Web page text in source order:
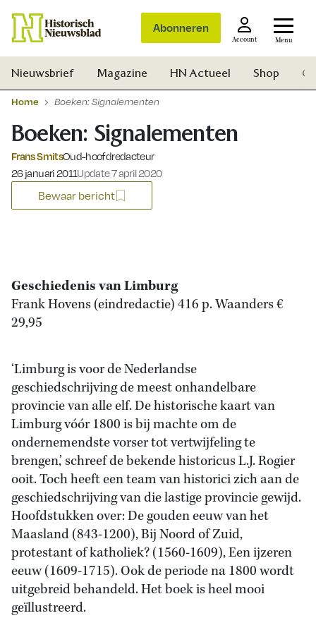
Abonneren
Account Menu
Zoek
Nieuwsbrief Magazine HN Actueel Shop
Home Boeken: Signalementen
Boeken: Signalementen
Frans SmitsOud-hoofdredacteur
Gepubliceerd op:
26 januari 2011Update 7 april 2020
Bewaar bericht
Geschiedenis van Limburg
Frank Hovens (eindredactie) 416 p. Waanders €
29,95
‘Limburg is voor de Nederlandse
geschiedschrijving de meest onhandelbare
provincie van alle elf. De historische kaart van
Limburg vóór 1800 is bij machte om de
ondernemendste vorser tot vertwijfeling te
brengen,’ schreef de bekende historicus L.J. Rogier
ooit. Toch heeft een team van historici zich aan de
geschiedschrijving van die lastige provincie gewijd.
Hoofdstukken over: De gouden eeuw van het
Maasland (843-1200), Bij Noord of Zuid,
protestant of katholiek? (1560-1609), Een ijzeren
eeuw (1609-1715). Ook de periode na 1800 wordt
uitgebreid behandeld. Het boek is heel mooi
geïllustreerd.